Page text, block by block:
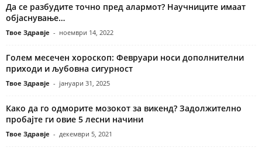
Да се ​​разбудите точно пред алармот? Научниците имаат
објаснување…
Твое Здравје - ноември 14, 2022
Голем месечен хороскоп: Февруари носи дополнителни
приходи и љубовна сигурност
Твое Здравје - јануари 31, 2025
Како да го одморите мозокот за викенд? Задолжително
пробајте ги овие 5 лесни начини
Твое Здравје - декември 5, 2021